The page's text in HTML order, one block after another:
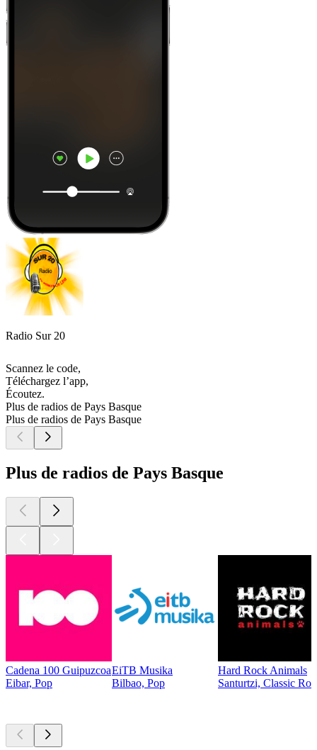
Radio Sur 20
Scannez le code,
Téléchargez l’app,
Écoutez.
Plus de radios de Pays Basque
Plus de radios de Pays Basque
Plus de radios de Pays Basque
Cadena 100 Guipuzcoa
Eibar, Pop
EiTB Musika
Bilbao, Pop
Hard Rock Animals
Santurtzi, Classic